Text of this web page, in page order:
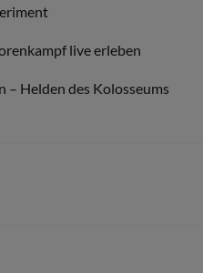
live erleben
Helden des Kolosseums